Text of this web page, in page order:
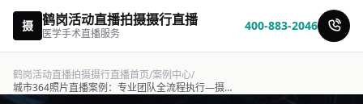
摄 鹤岗活动直播拍摄摄行直播
医学手术直播服务
400-883-2046
鹤岗活动直播拍摄摄行直播首页/案例中心/
城市364照片直播案例：专业团队全流程执行—摄行直播